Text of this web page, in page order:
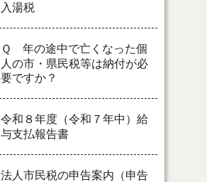
入湯税
Ｑ 年の途中で亡くなった個
人の市・県民税等は納付が必
要ですか？
令和８年度（令和７年中）給
与支払報告書
法人市民税の申告案内（申告